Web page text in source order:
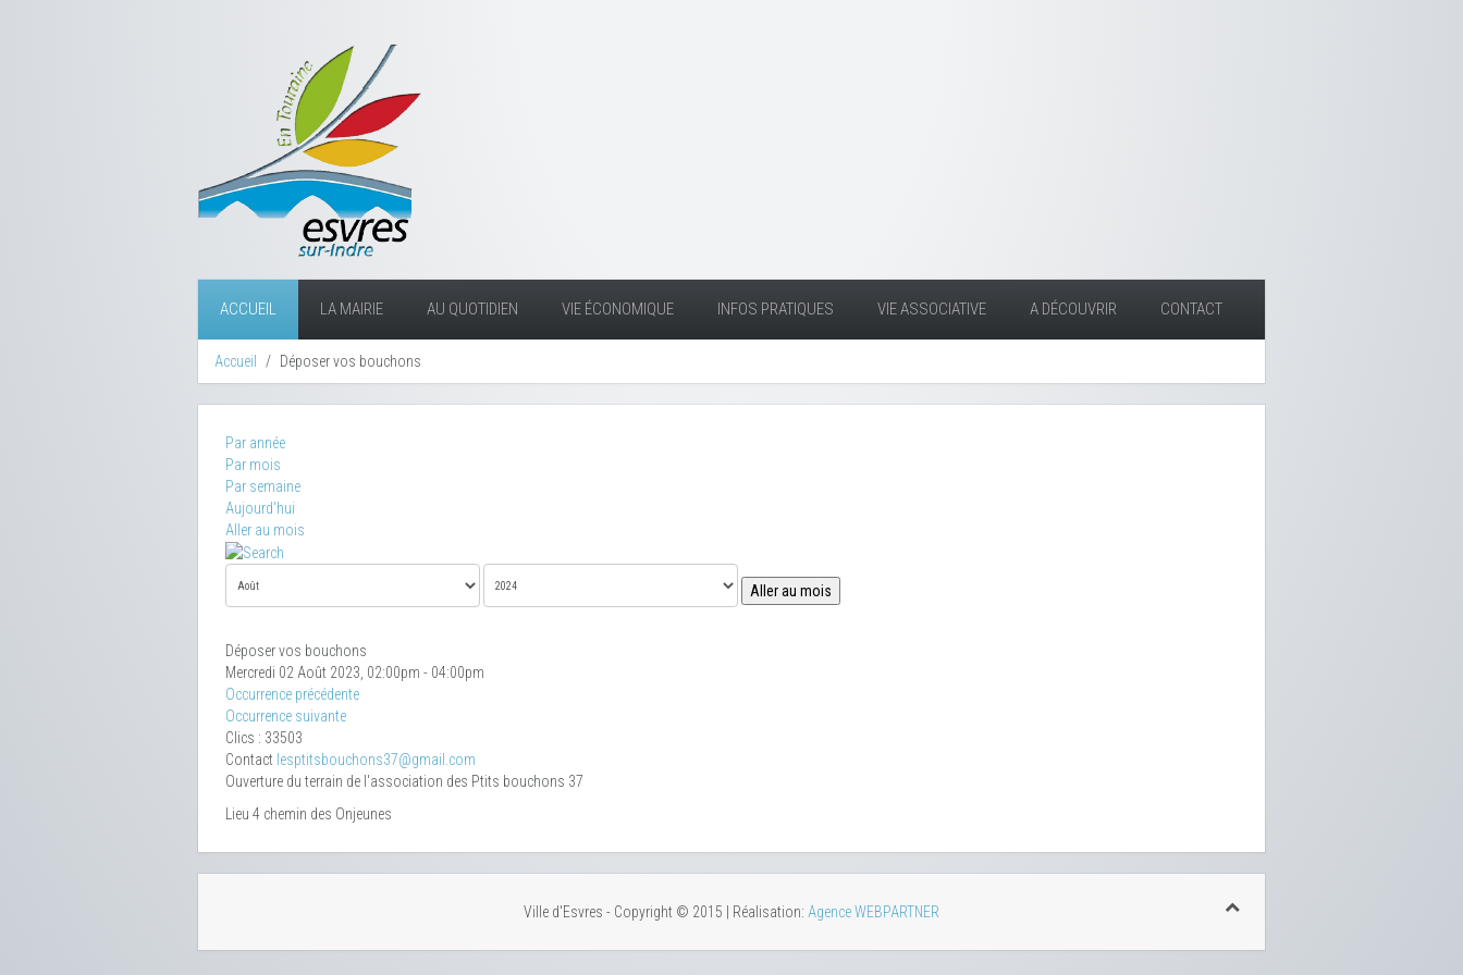
ACCUEIL LA MAIRIE AU QUOTIDIEN VIE ÉCONOMIQUE INFOS PRATIQUES VIE ASSOCIATIVE A DÉCOUVRIR CONTACT
Accueil Déposer vos bouchons
Par année
Par mois
Par semaine
Aujourd'hui
Aller au mois
Aller au mois
Déposer vos bouchons
Mercredi 02 Août 2023, 02:00pm - 04:00pm
Occurrence précédente
Occurrence suivante
Clics : 33503
Contact lesptitsbouchons37@gmail.com
Ouverture du terrain de l'association des Ptits bouchons 37
Lieu 4 chemin des Onjeunes
Ville d'Esvres - Copyright © 2015 | Réalisation: Agence WEBPARTNER